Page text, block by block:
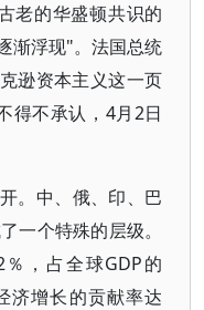
老的华盛顿共识的
渐浮现"。法国总统
逊资本主义这一页
得不承认，4月2日
。中、俄、印、巴
一个特殊的层级。
，占全球GDP的
济增长的贡献率达